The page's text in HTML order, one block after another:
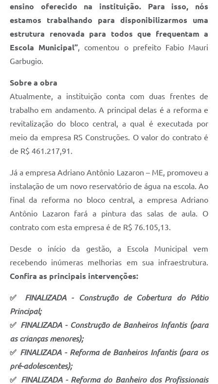
ensino oferecido na instituição. Para isso, nós
estamos trabalhando para disponibilizarmos uma
estrutura renovada para todos que frequentam a
Escola Municipal” , comentou o prefeito Fabio Mauri
Garbugio.
Sobre a obra
Atualmente, a instituição conta com duas frentes de
trabalho em andamento. A principal delas é a reforma e
revitalização do bloco central, a qual é executada por
meio da empresa RS Construções. O valor do contrato é
de R$ 461.217,91.
Já a empresa Adriano Antônio Lazaron – ME, promoveu a
instalação de um novo reservatório de água na escola. Ao
final da reforma no bloco central, a empresa Adriano
Antônio Lazaron fará a pintura das salas de aula. O
contrato com esta empresa é de R$ 76.105,13.
Desde o início da gestão, a Escola Municipal vem
recebendo inúmeras melhorias em sua infraestrutura.
Confira as principais intervenções:
✅
FINALIZADA - Construção de Cobertura do Pátio
Principal;
✅ FINALIZADA - Construção de Banheiros Infantis (para
as crianças menores);
✅ FINALIZADA - Reforma de Banheiros Infantis (para os
pré-adolescentes);
✅ FINALIZADA - Reforma do Banheiro dos Profissionais